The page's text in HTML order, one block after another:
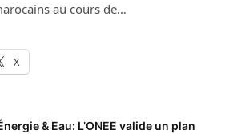
au cours de…
X
& Eau: L’ONEE valide un plan